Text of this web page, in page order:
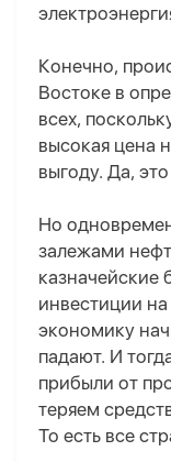
Конечно,
Востоке в
всех,
высокая цена
выгоду. Да, это
Но
залежами
казначейские
инвестиции
экономику
падают. И
прибыли от
теряем
То есть все